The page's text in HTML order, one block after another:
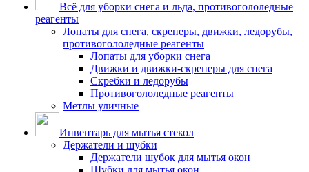
Всё для уборки снега и льда, противогололедные
реагенты
Лопаты для снега, скреперы, движки, ледорубы,
противогололедные реагенты
Лопаты для уборки снега
Движки и движки-скреперы для снега
Скребки и ледорубы
Противогололедные реагенты
Метлы уличные
Инвентарь для мытья стекол
Держатели и шубки
Держатели шубок для мытья окон
Шубки для мытья окон